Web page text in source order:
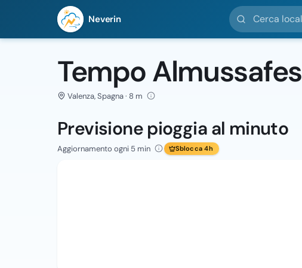
Neverin
Cerca località
Tempo Almussafes
Valenza, Spagna · 8 m
Previsione pioggia al minuto
Aggiornamento ogni 5 min Sblocca 4h